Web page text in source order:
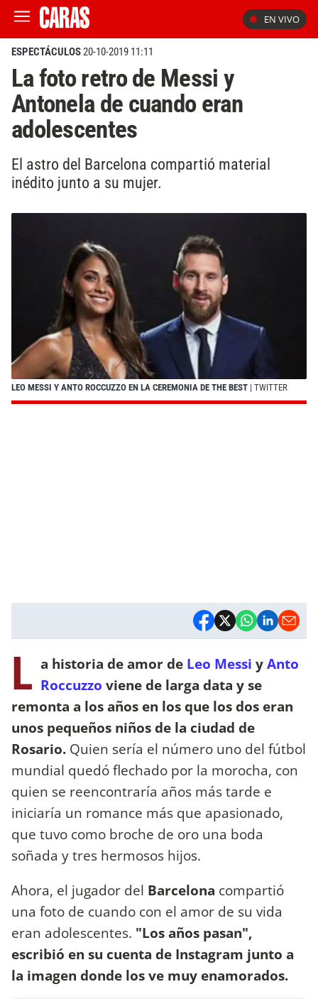
EN VIVO
ESPECTÁCULOS20-10-2019 11:11
La foto retro de Messi y
Antonela de cuando eran
adolescentes
El astro del Barcelona compartió material
inédito junto a su mujer.
LEO MESSI Y ANTO ROCCUZZO EN LA CEREMONIA DE THE BEST | TWITTER
L a historia de amor de Leo Messi yAnto
Roccuzzo viene de larga data y se
remonta a los años en los que los dos eran
unos pequeños niños de la ciudad de
Rosario. Quien sería el número uno del fútbol
mundial quedó flechado por la morocha, con
quien se reencontraría años más tarde e
iniciaría un romance más que apasionado,
que tuvo como broche de oro una boda
soñada y tres hermosos hijos.
Ahora, el jugador del Barcelona compartió
una foto de cuando con el amor de su vida
eran adolescentes. "Los años pasan",
escribió en su cuenta de Instagram junto a
la imagen donde los ve muy enamorados.